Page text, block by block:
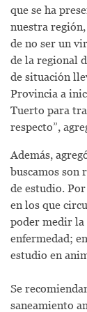
que se ha
nuestra
de no ser un
de la regional
de situación
Provincia a
Tuerto para
respecto”,
Además,
buscamos son
de estudio.
en los que
poder medir la
enfermedad;
estudio en
Se
saneamiento